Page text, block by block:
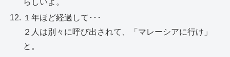
１年ほど経過して･･･
２人は別々に呼び出されて、「マレーシアに行け」
と。